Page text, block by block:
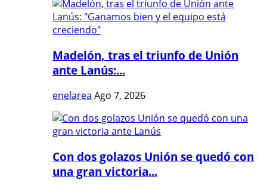
Madelón, tras el triunfo de Unión
ante Lanús:...
enelarea Ago 7, 2026
Con dos golazos Unión se quedó con
una gran victoria...